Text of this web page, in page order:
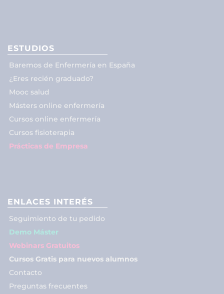
ESTUDIOS
Baremos de Enfermería en España
¿Eres recién graduado?
Mooc salud
Másters online enfermería
Cursos online enfermería
Cursos fisioterapia
Prácticas de Empresa
ENLACES INTERÉS
Seguimiento de tu pedido
Demo Máster
Webinars Gratuitos
Cursos Gratis para nuevos alumnos
Contacto
Preguntas frecuentes